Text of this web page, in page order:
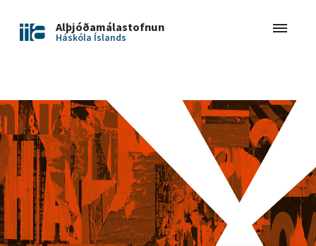
Alþjóðamálastofnun
Háskóla Íslands